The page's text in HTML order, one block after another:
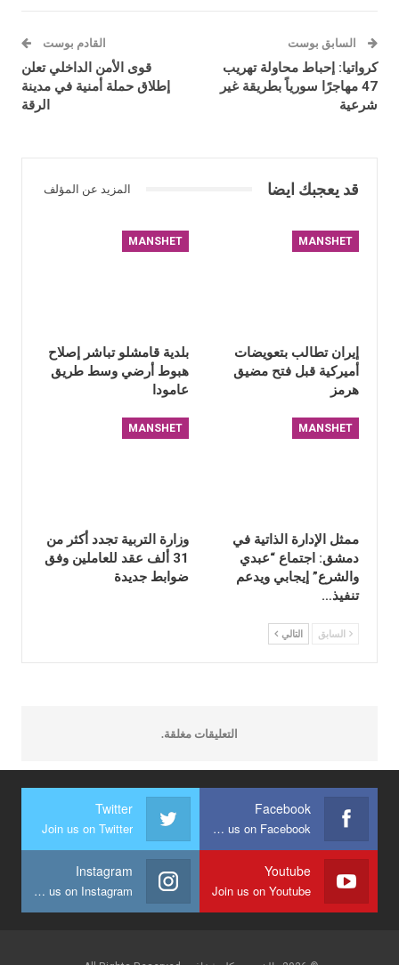
السابق بوست
كرواتيا: إحباط محاولة تهريب
47 مهاجرًا سورياً بطريقة غير
شرعية
القادم بوست
قوى الأمن الداخلي تعلن
إطلاق حملة أمنية في مدينة
الرقة
قد يعجبك ايضا المزيد عن المؤلف
MANSHET
إيران تطالب بتعويضات
أميركية قبل فتح مضيق
هرمز
MANSHET
بلدية قامشلو تباشر إصلاح
هبوط أرضي وسط طريق
عامودا
MANSHET
ممثل الإدارة الذاتية في
دمشق: اجتماع “عبدي
والشرع” إيجابي ويدعم
تنفيذ…
MANSHET
وزارة التربية تجدد أكثر من
31 ألف عقد للعاملين وفق
ضوابط جديدة
السابق التالي
التعليقات مغلقة.
Facebook
Join us on Facebook
Twitter
Join us on Twitter
Youtube
Join us on Youtube
Instagram
Join us on Instagram